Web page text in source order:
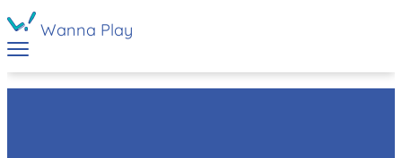
Wanna Play